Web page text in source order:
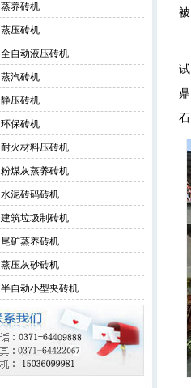
蒸养砖机
蒸压砖机
全自动液压砖机
蒸汽砖机
静压砖机
环保砖机
耐火材料压砖机
粉煤灰蒸养砖机
水泥砖码砖机
建筑垃圾制砖机
尾矿蒸养砖机
蒸压灰砂砖机
半自动小型夹砖机